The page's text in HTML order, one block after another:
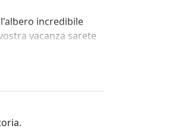
incredibile
vacanza sarete
specie di uccelli e
di Costa Verde
cosiddette "eco
e processi di